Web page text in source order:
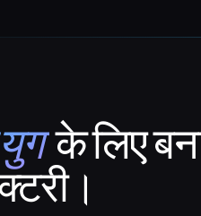
के लिए